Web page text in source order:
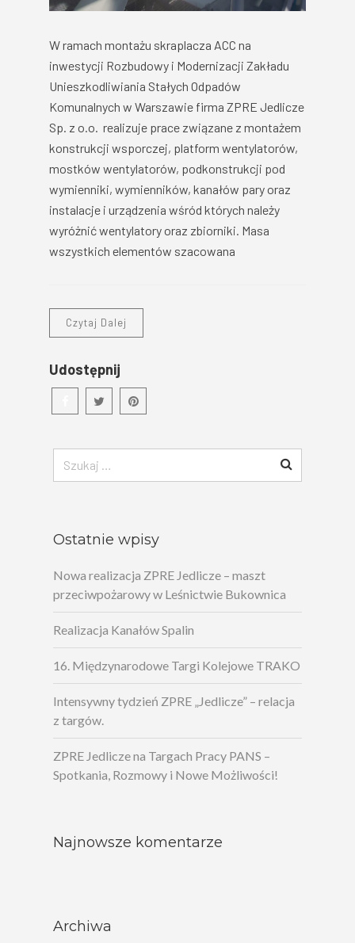
W ramach montażu skraplacza ACC na
inwestycji Rozbudowy i Modernizacji Zakładu
Unieszkodliwiania Stałych Odpadów
Komunalnych w Warszawie firma ZPRE Jedlicze
Sp. z o.o. realizuje prace związane z montażem
konstrukcji wsporczej, platform wentylatorów,
mostków wentylatorów, podkonstrukcji pod
wymienniki, wymienników, kanałów pary oraz
instalacje i urządzenia wśród których należy
wyróżnić wentylatory oraz zbiorniki. Masa
wszystkich elementów szacowana
Czytaj Dalej
Udostępnij
Ostatnie wpisy
Nowa realizacja ZPRE Jedlicze – maszt
przeciwpożarowy w Leśnictwie Bukownica
Realizacja Kanałów Spalin
16. Międzynarodowe Targi Kolejowe TRAKO
Intensywny tydzień ZPRE „Jedlicze” – relacja
z targów.
ZPRE Jedlicze na Targach Pracy PANS –
Spotkania, Rozmowy i Nowe Możliwości!
Najnowsze komentarze
Archiwa